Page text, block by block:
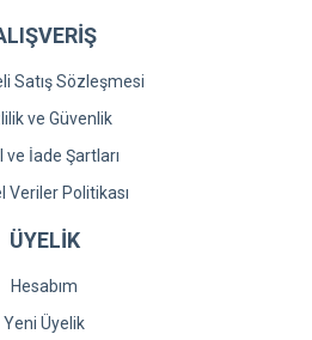
Satış Sözleşmesi
ve Güvenlik
ve İade Şartları
Veriler Politikası
ÜYELİK
Hesabım
Yeni Üyelik